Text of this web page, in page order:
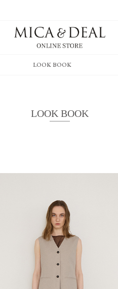
LOOK BOOK
LOOK BOOK